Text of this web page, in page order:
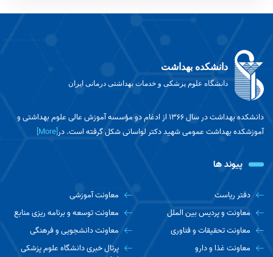
تبریک به مناسبت ارتقای مرتبه علمی آقای دکتر
هشدار درباره خطرات کم‌آبی و گرمازدگی در مسیر
راهنمای جامع پزشک تغذیه برای زائران پیاده‌روی
اربعین
مصوبه تسهیل شرایط دفاع از پایان نامه‌های
دانشکده بهداشت
دانشگاه علوم پزشکی و خدمات بهداشتی درمانی ایران
دانشکده بهداشت در سال ۱۳۶۶ از ادغام دو مؤسسه آموزش عالی علوم بهداشتی و
آموزشکده بهداشت عمومی شهید دکتر لواسانی شکل گرفته است. در[More]
پیوند ها
دفتر ریاست
معاونت آموزشی
معاونت و پردیس بین الملل
معاونت توسعه و برنامه ریزی منابع
معاونت تحقیقات و فناوری
معاونت دانشجویی و فرهنگی
معاونت غذا و دارو
پرتال خبری دانشگاه علوم پزشکی